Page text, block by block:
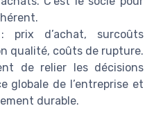
prix d’achat, surcoûts
qualité, coûts de rupture.
de relier les décisions
globale de l’entreprise et
durable.